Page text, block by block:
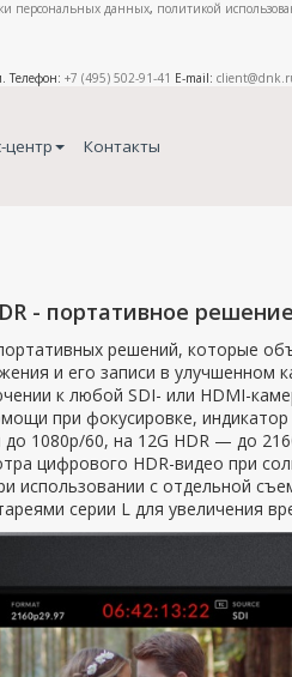
персональных данных, политикой
Телефон: +7 (495) 502-91-41 E-mail:
центр Контакты
- портативное
решений, которые
и его записи в улучшенном
к любой SDI- или HDMI-
при фокусировке,
1080p/60, на 12G HDR — до
цифрового HDR-видео при
использовании с отдельной
серии L для увеличения